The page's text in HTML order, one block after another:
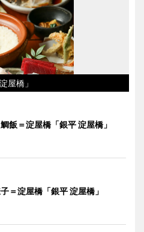
屋橋」
飯＝淀屋橋「銀平 淀屋橋」
＝淀屋橋「銀平 淀屋橋」